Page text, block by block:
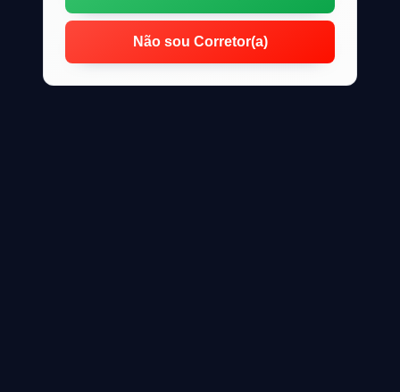
Não sou Corretor(a)